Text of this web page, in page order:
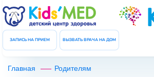
ЗАПИСЬ НА ПРИЕМ ВЫЗВАТЬ ВРАЧА НА ДОМ
Главная Родителям
Подтверждение
Введите код который был
Код